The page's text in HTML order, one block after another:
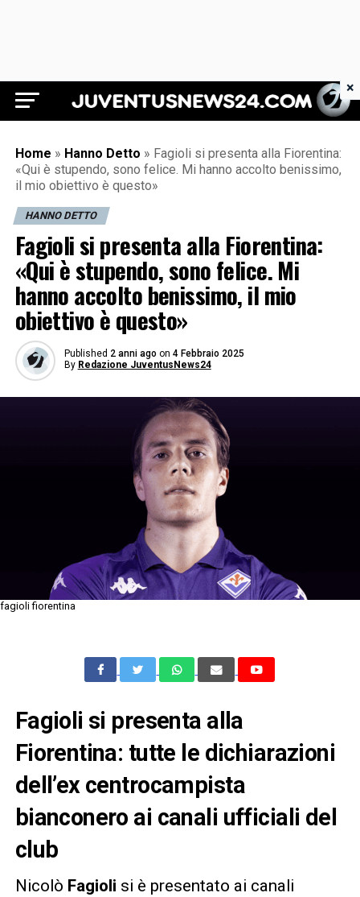
Juventus News 24
Home » Hanno Detto » Fagioli si presenta alla Fiorentina:
«Qui è stupendo, sono felice. Mi hanno accolto benissimo,
il mio obiettivo è questo»
HANNO DETTO
Fagioli si presenta alla Fiorentina:
«Qui è stupendo, sono felice. Mi
hanno accolto benissimo, il mio
obiettivo è questo»
Published 2 anni ago on 4 Febbraio 2025
By Redazione JuventusNews24
fagioli fiorentina
Fagioli si presenta alla
Fiorentina: tutte le dichiarazioni
dell’ex centrocampista
bianconero ai canali ufficiali del
club
Nicolò Fagioli si è presentato ai canali
×